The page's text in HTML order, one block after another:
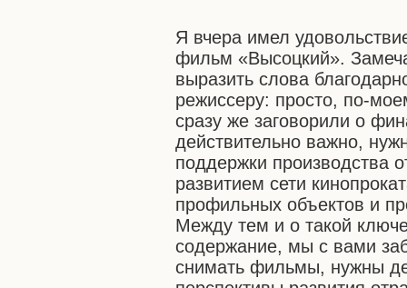
Я вчера имел
фильм «Высоцкий».
выразить слова
режиссеру: просто, по-
сразу же заговорили о
действительно важно,
поддержки производства
развитием сети
профильных объектов и
Между тем и о такой
содержание, мы с вами
снимать фильмы, нужны